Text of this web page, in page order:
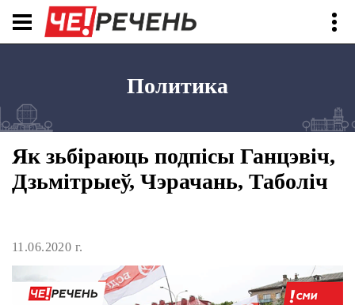
Политика
Як зьбіраюць подпісы Ганцэвіч,
Дзьмітрыеў, Чэрачань, Таболіч
11.06.2020 г.